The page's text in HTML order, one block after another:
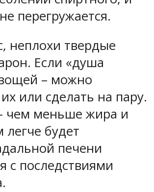
перегружается.
неплохи твердые
Если «душа
– можно
или сделать на пару.
чем меньше жира и
легче будет
печени
с последствиями